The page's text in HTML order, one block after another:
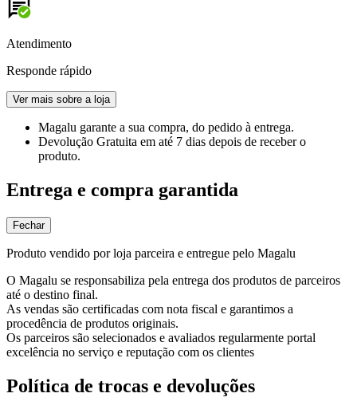
Atendimento
Responde rápido
Ver mais sobre a loja
Magalu garante a sua compra, do pedido à entrega.
Devolução Gratuita em até 7 dias depois de receber o
produto.
Entrega e compra garantida
Fechar
Produto vendido por loja parceira e entregue pelo Magalu
O Magalu se responsabiliza pela entrega dos produtos de parceiros
até o destino final.
As vendas são certificadas com nota fiscal e garantimos a
procedência de produtos originais.
Os parceiros são selecionados e avaliados regularmente portal
excelência no serviço e reputação com os clientes
Política de trocas e devoluções